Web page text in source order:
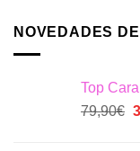
NOVEDADES
Top
79,90€